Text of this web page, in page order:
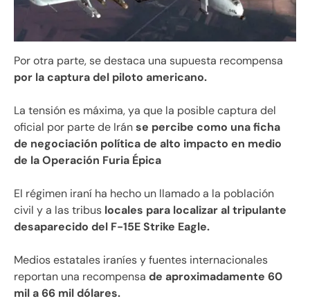
Por otra parte, se destaca una supuesta recompensa
por la captura del piloto americano.
La tensión es máxima, ya que la posible captura del
oficial por parte de Iránse percibe como una ficha
de negociación política de alto impacto en medio
de la Operación Furia Épica
El régimen iraní ha hecho un llamado a la población
civil y a las tribus locales para localizar al tripulante
desaparecido del F-15E Strike Eagle.
Medios estatales iraníes y fuentes internacionales
reportan una recompensa de aproximadamente 60
mil a 66 mil dólares.